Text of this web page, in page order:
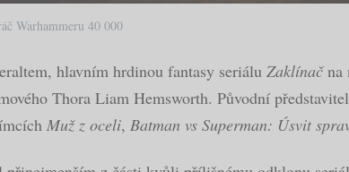
Warhammeru 40 000
hlavním hrdinou fantasy seriálu Zaklínačna
Thora Liam Hemsworth. Původní
Muž z oceli, Batman vs Superman: Úsvit